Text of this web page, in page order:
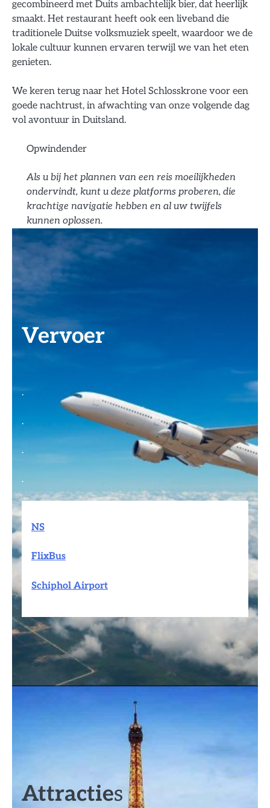
gecombineerd met Duits ambachtelijk bier, dat heerlijk
smaakt. Het restaurant heeft ook een liveband die
traditionele Duitse volksmuziek speelt, waardoor we de
lokale cultuur kunnen ervaren terwijl we van het eten
genieten.
We keren terug naar het Hotel Schlosskrone voor een
goede nachtrust, in afwachting van onze volgende dag
vol avontuur in Duitsland.
Opwindender
Als u bij het plannen van een reis moeilijkheden
ondervindt, kunt u deze platforms proberen, die
krachtige navigatie hebben en al uw twijfels
kunnen oplossen.
Vervoer
.
.
.
.
NS
FlixBus
Schiphol Airport
Attracties